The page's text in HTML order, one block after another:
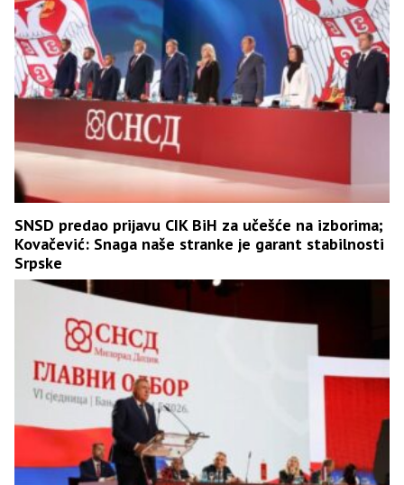
SNSD predao prijavu CIK BiH za učešće na izborima;
Kovačević: Snaga naše stranke je garant stabilnosti
Srpske